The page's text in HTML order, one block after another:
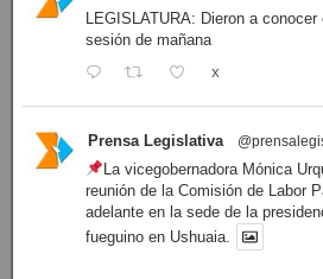
LEGISLATURA: Dieron a
sesión de mañana
X
Prensa Legislativa
La vicegobernadora Mónica
reunión de la Comisión de Labor
adelante en la sede de la
fueguino en Ushuaia.